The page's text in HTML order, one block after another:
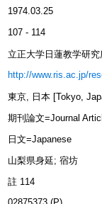
1974.03.25
107 - 114
立正大学日蓮教学研究
http://www.ris.ac.jp/
東京, 日本 [Tokyo,
期刊論文=Journal
日文=Japanese
山梨県身延; 宿坊
註 114